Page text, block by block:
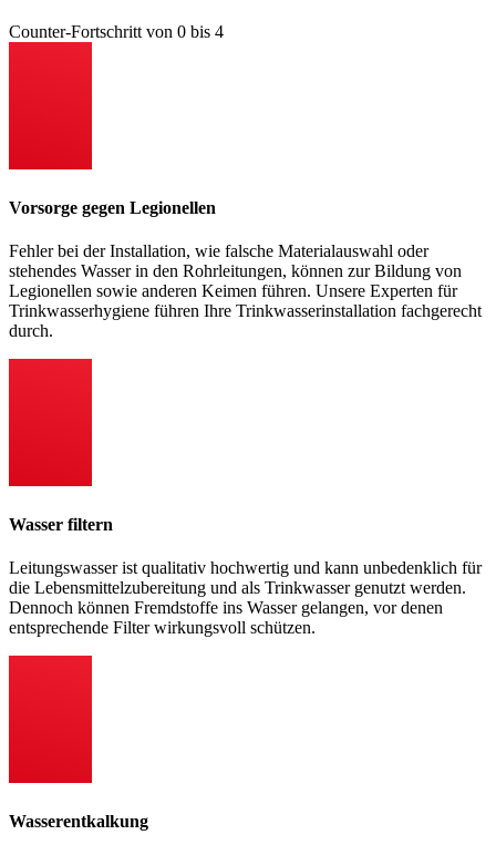
Counter-Fortschritt von 0 bis 4
Vorsorge gegen Legionellen
Fehler bei der Installation, wie falsche Materialauswahl oder
stehendes Wasser in den Rohrleitungen, können zur Bildung von
Legionellen sowie anderen Keimen führen. Unsere Experten für
Trinkwasserhygiene führen Ihre Trinkwasserinstallation fachgerecht
durch.
Wasser filtern
Leitungswasser ist qualitativ hochwertig und kann unbedenklich für
die Lebensmittelzubereitung und als Trinkwasser genutzt werden.
Dennoch können Fremdstoffe ins Wasser gelangen, vor denen
entsprechende Filter wirkungsvoll schützen.
Wasserentkalkung